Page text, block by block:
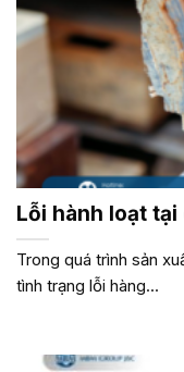
Lỗi hành loạt
Trong quá trình sản
tình trạng lỗi hàng...